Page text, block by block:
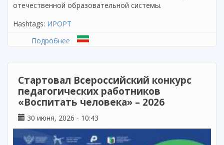
отечественной образовательной системы.
Hashtags: ИРОРТ
Подробнее о Опубликован 2-й номер за 2026 г.
вопросы и инновации»
Стартовал Всероссийский конкурс
педагогических работников
«Воспитать человека» – 2026
30 июня, 2026 - 10:43